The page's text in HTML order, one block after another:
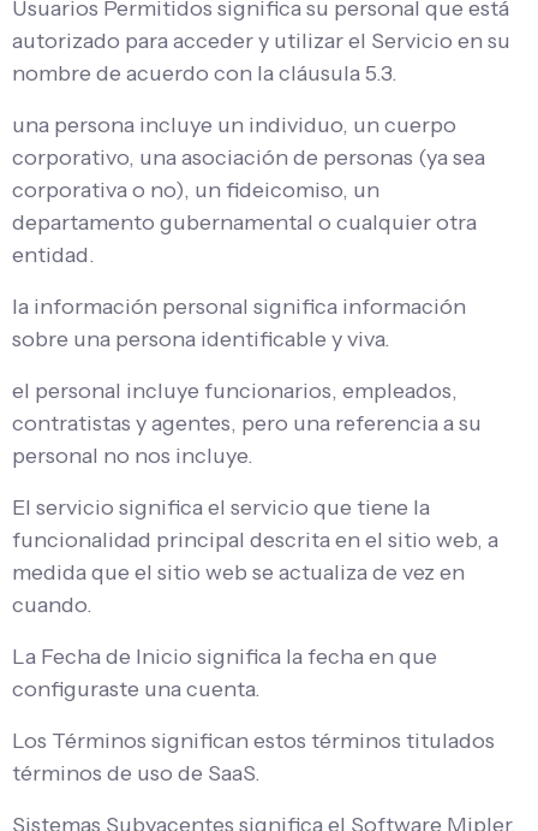
Usuarios Permitidos significa su personal que está
autorizado para acceder y utilizar el Servicio en su
nombre de acuerdo con la cláusula 5.3.
una persona incluye un individuo, un cuerpo
corporativo, una asociación de personas (ya sea
corporativa o no), un fideicomiso, un
departamento gubernamental o cualquier otra
entidad.
la información personal significa información
sobre una persona identificable y viva.
el personal incluye funcionarios, empleados,
contratistas y agentes, pero una referencia a su
personal no nos incluye.
El servicio significa el servicio que tiene la
funcionalidad principal descrita en el sitio web, a
medida que el sitio web se actualiza de vez en
cuando.
La Fecha de Inicio significa la fecha en que
configuraste una cuenta.
Los Términos significan estos términos titulados
términos de uso de SaaS.
Sistemas Subyacentes significa el Software Mipler,